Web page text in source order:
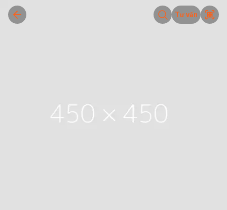
Tư vấn